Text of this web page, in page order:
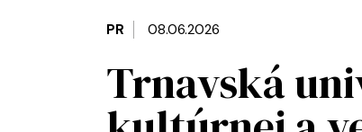
PR 08.06.2026
Trnavská